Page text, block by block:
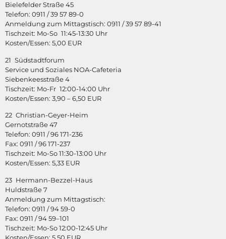
Bielefelder Straße 45
Telefon: 0911 / 39 57 89-0
Anmeldung zum Mittagstisch: 0911 / 39 57 89-41
Tischzeit: Mo-So 11:45-13:30 Uhr
Kosten/Essen: 5,00 EUR
21 Südstadtforum
Service und Soziales NOA-Cafeteria
Siebenkeesstraße 4
Tischzeit: Mo-Fr 12:00-14:00 Uhr
Kosten/Essen: 3,90 – 6,50 EUR
22 Christian-Geyer-Heim
Gernotstraße 47
Telefon: 0911 / 96 171-236
Fax: 0911 / 96 171-237
Tischzeit: Mo-So 11:30-13:00 Uhr
Kosten/Essen: 5,33 EUR
23 Hermann-Bezzel-Haus
Huldstraße 7
Anmeldung zum Mittagstisch:
Telefon: 0911 / 94 59-0
Fax: 0911 / 94 59–101
Tischzeit: Mo-So 12:00-12:45 Uhr
Kosten/Essen: 5,50 EUR